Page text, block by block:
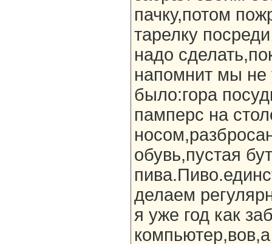
пачку,потом
тарелку
надо
напомнит мы не
было:гора
памперс на
обувь,пустая
делаем
я уже год как